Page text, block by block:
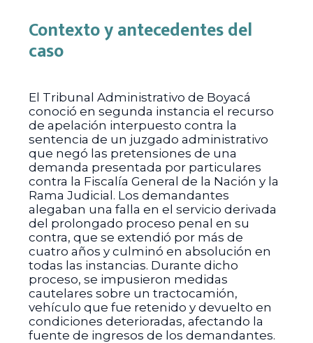
Contexto y antecedentes del
caso
El Tribunal Administrativo de Boyacá
conoció en segunda instancia el recurso
de apelación interpuesto contra la
sentencia de un juzgado administrativo
que negó las pretensiones de una
demanda presentada por particulares
contra la Fiscalía General de la Nación y la
Rama Judicial. Los demandantes
alegaban una falla en el servicio derivada
del prolongado proceso penal en su
contra, que se extendió por más de
cuatro años y culminó en absolución en
todas las instancias. Durante dicho
proceso, se impusieron medidas
cautelares sobre un tractocamión,
vehículo que fue retenido y devuelto en
condiciones deterioradas, afectando la
fuente de ingresos de los demandantes.